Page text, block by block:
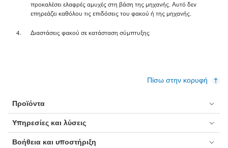
προκαλέσει ελαφρές αμυχές στη βάση της μηχανής. Αυτό δεν
επηρεάζει καθόλου τις επιδόσεις του φακού ή της μηχανής.
Διαστάσεις φακού σε κατάσταση σύμπτυξης
Πίσω στην κορυφή
Προϊόντα
Υπηρεσίες και λύσεις
Βοήθεια και υποστήριξη